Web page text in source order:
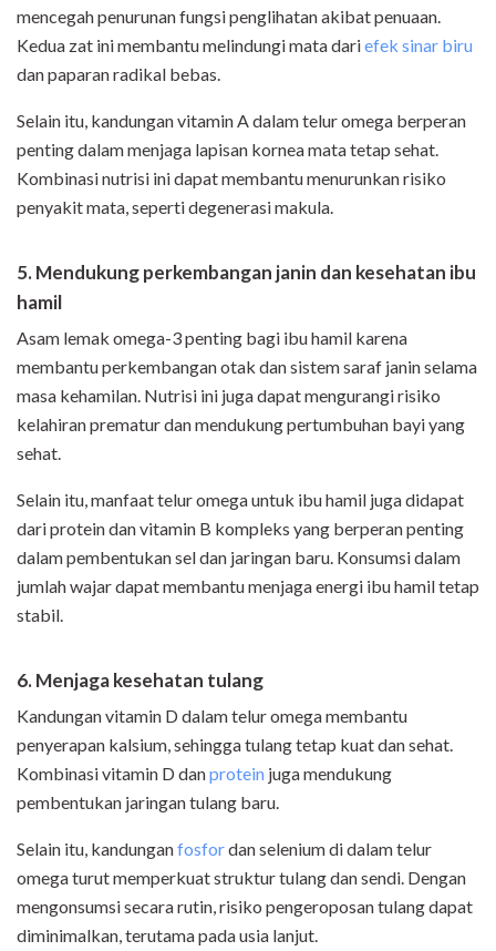
mencegah penurunan fungsi penglihatan akibat penuaan.
Kedua zat ini membantu melindungi mata dariefek sinar biru
dan paparan radikal bebas.
Selain itu, kandungan vitamin A dalam telur omega berperan
penting dalam menjaga lapisan kornea mata tetap sehat.
Kombinasi nutrisi ini dapat membantu menurunkan risiko
penyakit mata, seperti degenerasi makula.
5. Mendukung perkembangan janin dan kesehatan ibu
hamil
Asam lemak omega-3 penting bagi ibu hamil karena
membantu perkembangan otak dan sistem saraf janin selama
masa kehamilan. Nutrisi ini juga dapat mengurangi risiko
kelahiran prematur dan mendukung pertumbuhan bayi yang
sehat.
Selain itu, manfaat telur omega untuk ibu hamil juga didapat
dari protein dan vitamin B kompleks yang berperan penting
dalam pembentukan sel dan jaringan baru. Konsumsi dalam
jumlah wajar dapat membantu menjaga energi ibu hamil tetap
stabil.
6. Menjaga kesehatan tulang
Kandungan vitamin D dalam telur omega membantu
penyerapan kalsium, sehingga tulang tetap kuat dan sehat.
Kombinasi vitamin D danprotein juga mendukung
pembentukan jaringan tulang baru.
Selain itu, kandunganfosfordan selenium di dalam telur
omega turut memperkuat struktur tulang dan sendi. Dengan
mengonsumsi secara rutin, risiko pengeroposan tulang dapat
diminimalkan, terutama pada usia lanjut.